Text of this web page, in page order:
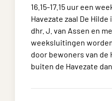
16.15-17.15 uur een
Havezate zaal De
dhr. J. van Assen en
weeksluitingen
door bewoners van de
buiten de Havezate